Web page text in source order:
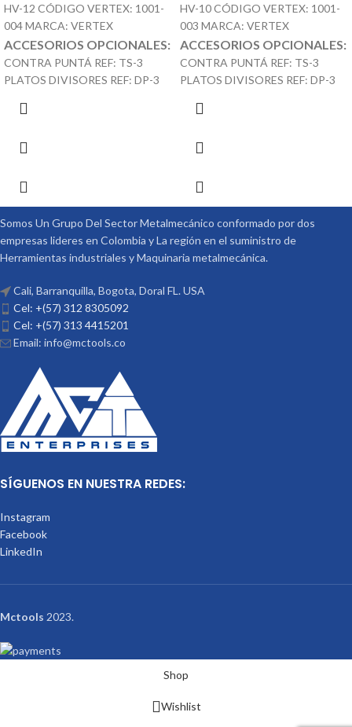
HV-12 CÓDIGO VERTEX: 1001-
004 MARCA: VERTEX
ACCESORIOS OPCIONALES:
CONTRA PUNTÁ REF: TS-3
PLATOS DIVISORES REF: DP-3
HV-10 CÓDIGO VERTEX: 1001-
003 MARCA: VERTEX
ACCESORIOS OPCIONALES:
CONTRA PUNTÁ REF: TS-3
PLATOS DIVISORES REF: DP-3
Somos Un Grupo Del Sector Metalmecánico conformado por dos
empresas lideres en Colombia y La región en el suministro de
Herramientas industriales y Maquinaria metalmecánica.
Cali, Barranquilla, Bogota, Doral FL. USA
Cel: +(57) 312 8305092
Cel: +(57) 313 4415201
Email: info@mctools.co
SÍGUENOS EN NUESTRA REDES:
Instagram
Facebook
LinkedIn
Mctools 2023.
Shop
Wishlist